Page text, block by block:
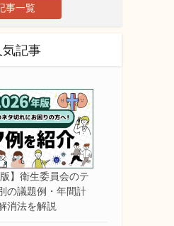
事一覧
気記事
】衛生委員会のテ
の議題例・年間計
消法を解説